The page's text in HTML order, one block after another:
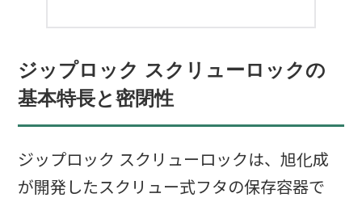
ジップロック スクリューロックの
基本特長と密閉性
ジップロック スクリューロックは、旭化成
が開発したスクリュー式フタの保存容器で